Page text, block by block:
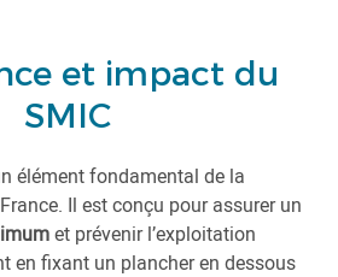
et impact du
SMIC
élément fondamental de la
Il est conçu pour assurer un
et prévenir l’exploitation
en fixant un plancher en dessous